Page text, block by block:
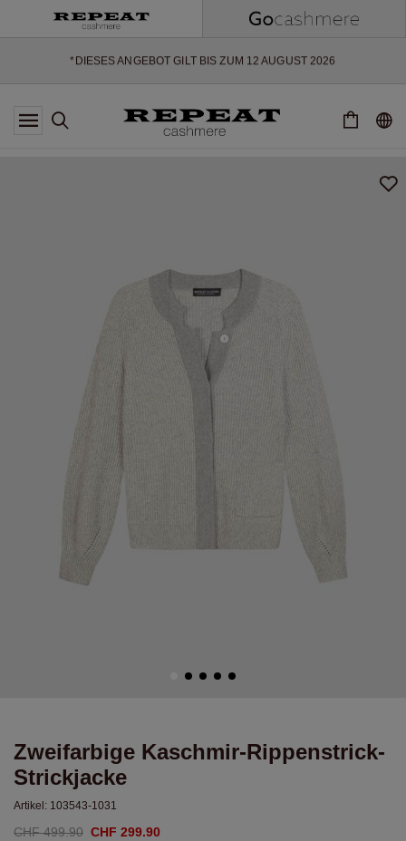
*DIESES ANGEBOT GILT BIS ZUM 12 AUGUST 2026
*GILT NICHT FÜR LIMITED EDITION
*AUSNAHMEN SIND MÖGLICH
Zweifarbige Kaschmir-Rippenstrick-
Strickjacke
Artikel: 103543-1031
CHF 499.90 CHF 299.90